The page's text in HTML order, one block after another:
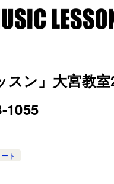
スン」大宮教
­1055
ト